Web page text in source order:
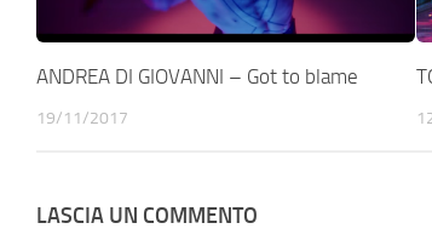
ANDREA DI GIOVANNI – Got to blame
19/11/2017
LASCIA UN COMMENTO